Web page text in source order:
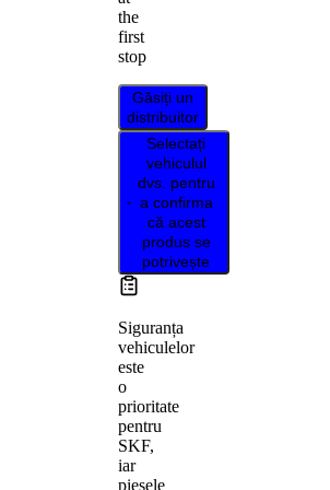
the
first
stop
Găsiți un
distribuitor
Selectați
vehiculul
dvs. pentru
a confirma
că acest
produs se
potrivește
Siguranța
vehiculelor
este
o
prioritate
pentru
SKF,
iar
piesele